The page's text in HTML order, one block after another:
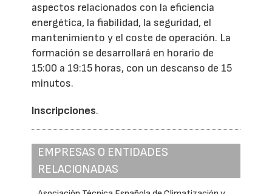
aspectos relacionados con la eficiencia
energética, la fiabilidad, la seguridad, el
mantenimiento y el coste de operación. La
formación se desarrollará en horario de
15:00 a 19:15 horas, con un descanso de 15
minutos.
Inscripciones.
EMPRESAS O ENTIDADES
RELACIONADAS